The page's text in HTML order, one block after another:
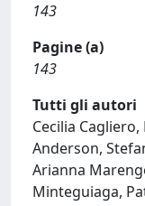
143
Pagine (a)
143
Tutti gli autori
Cecilia
Anderson,
Arianna
Minteguiaga,